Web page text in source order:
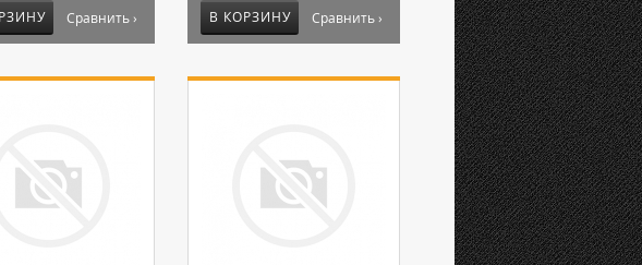
Сравнить › В КОРЗИНУ Сравнить ›